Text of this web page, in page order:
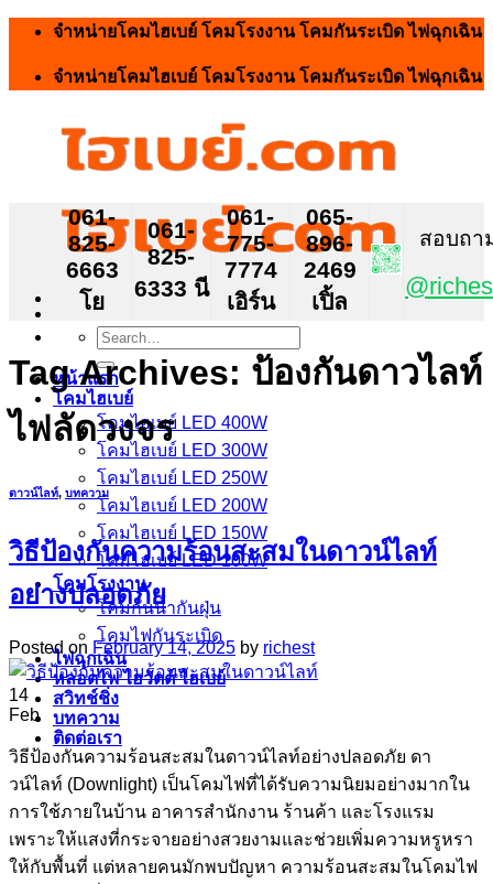
Skip
content
จำหน่ายโคมไฮเบย์ โคมโรงงาน โคมกันระเบิด ไฟฉุกเฉิน
จำหน่ายโคมไฮเบย์ โคมโรงงาน โคมกันระเบิด ไฟฉุกเฉิน
Search
for:
หน้าแรก
โคมไฮเบย์
โคมไฮเบย์ LED 400W
โคมไฮเบย์ LED 300W
โคมไฮเบย์ LED 250W
โคมไฮเบย์ LED 200W
โคมไฮเบย์ LED 150W
โคมไฮเบย์ LED 100W
โคมโรงงาน
โคมกันน้ำกันฝุ่น
โคมไฟกันระเบิด
ไฟฉุกเฉิน
หลอดไฟ ไฮวัตต์ ไฮเบย์
สวิทช์ชิ่ง
บทความ
ติดต่อเรา
061-
825-
6663
โย
061-
825-
6333 นี
061-
775-
7774
เอิร์น
065-
896-
2469
เปิ้ล
สอบถา
Tag Archives: ป้องกันดาวไลท์
ไฟลัดวงจร
ดาวน์ไลท์, บทความ
วิธีป้องกันความร้อนสะสมในดาวน์ไลท์
อย่างปลอดภัย
Posted on February 14, 2025 by richest
14
Feb
วิธีป้องกันความร้อนสะสมในดาวน์ไลท์อย่างปลอดภัย ดา
วน์ไลท์ (Downlight) เป็นโคมไฟที่ได้รับความนิยมอย่างมากใน
การใช้ภายในบ้าน อาคารสำนักงาน ร้านค้า และโรงแรม
เพราะให้แสงที่กระจายอย่างสวยงามและช่วยเพิ่มความหรูหรา
ให้กับพื้นที่ แต่หลายคนมักพบปัญหา ความร้อนสะสมในโคมไฟ